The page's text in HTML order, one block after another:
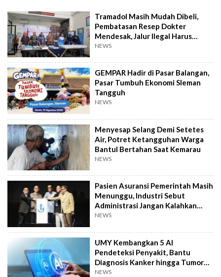
Tramadol Masih Mudah Dibeli,
Pembatasan Resep Dokter
Mendesak, Jalur Ilegal Harus
Distop
NEWS
GEMPAR Hadir di Pasar Balangan,
Pasar Tumbuh Ekonomi Sleman
Tangguh
NEWS
Menyesap Selang Demi Setetes
Air, Potret Ketangguhan Warga
Bantul Bertahan Saat Kemarau
NEWS
Pasien Asuransi Pemerintah Masih
Menunggu, Industri Sebut
Administrasi Jangan Kalahkan
Kemanusiaan
NEWS
UMY Kembangkan 5 AI
Pendeteksi Penyakit, Bantu
Diagnosis Kanker hingga Tumor
Otak Lebih Cepat
NEWS